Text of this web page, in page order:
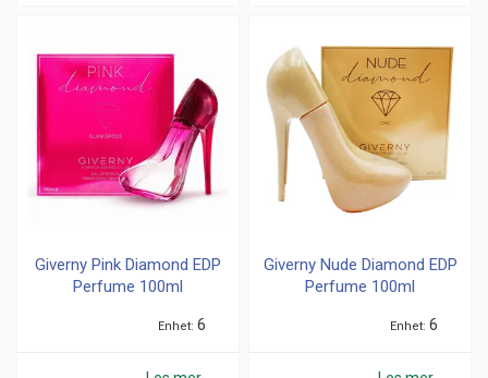
Giverny Pink Diamond EDP
Perfume 100ml
Enhet 6
Giverny Nude Diamond EDP
Perfume 100ml
Enhet 6